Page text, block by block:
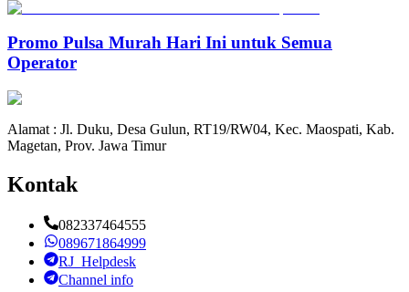
Promo Pulsa Murah Hari Ini untuk Semua
Operator
Alamat : Jl. Duku, Desa Gulun, RT19/RW04, Kec. Maospati, Kab.
Magetan, Prov. Jawa Timur
Kontak
082337464555
089671864999
RJ_Helpdesk
Channel info